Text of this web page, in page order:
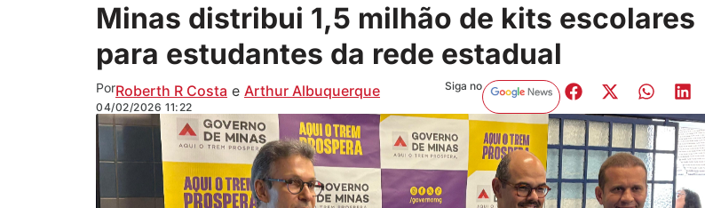
Minas distribui 1,5 milhão de kits escolares
para estudantes da rede estadual
PorRoberth R Costa e Arthur Albuquerque
04/02/2026 11:22
Siga no